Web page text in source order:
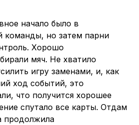
начало было в
команды, но затем парни
Хорошо
мяч. Не хватило
игру заменами, и, как
ход событий, это
что получится хорошее
спутало все карты. Отдам
продолжила